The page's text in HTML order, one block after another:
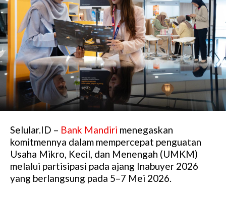
Selular.ID – Bank Mandiri menegaskan
komitmennya dalam mempercepat penguatan
Usaha Mikro, Kecil, dan Menengah (UMKM)
melalui partisipasi pada ajang Inabuyer 2026
yang berlangsung pada 5–7 Mei 2026.